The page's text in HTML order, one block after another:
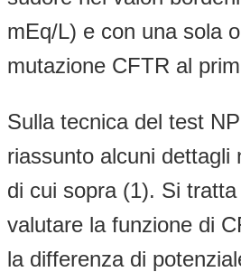
mEq/L) e con una sola
mutazione CFTR al
Sulla tecnica del test
riassunto alcuni dettagli
di cui sopra (1). Si
valutare la funzione di
la differenza di